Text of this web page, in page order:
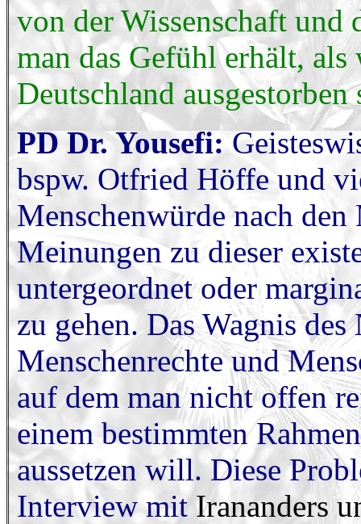
von der Wissenschaft und
man das Gefühl erhält, als
Deutschland ausgestorben
PD Dr. Yousefi:
bspw. Otfried Höffe und
Menschenwürde nach den
Meinungen zu dieser
untergeordnet oder
zu gehen. Das Wagnis
Menschenrechte und
auf dem man nicht offen
einem bestimmten
aussetzen will. Diese
Interview mit Irananders